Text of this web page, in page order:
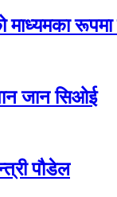
माध्यमका
जान सिओई
पौडेल